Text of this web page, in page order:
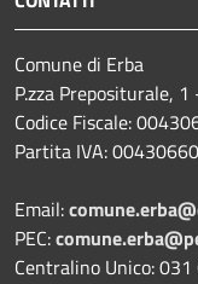
Comune di Erba
P.zza Prepositurale,
Codice Fiscale:
Partita IVA:
Email:
PEC:
Centralino Unico: